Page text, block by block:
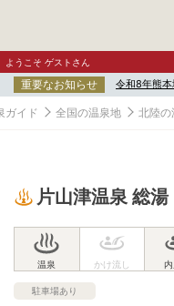
ようこそ ゲストさん
重要なお知らせ 令和8年熊
ガイド 全国の温泉地 北陸の
片山津温泉 総湯
駐車場あり